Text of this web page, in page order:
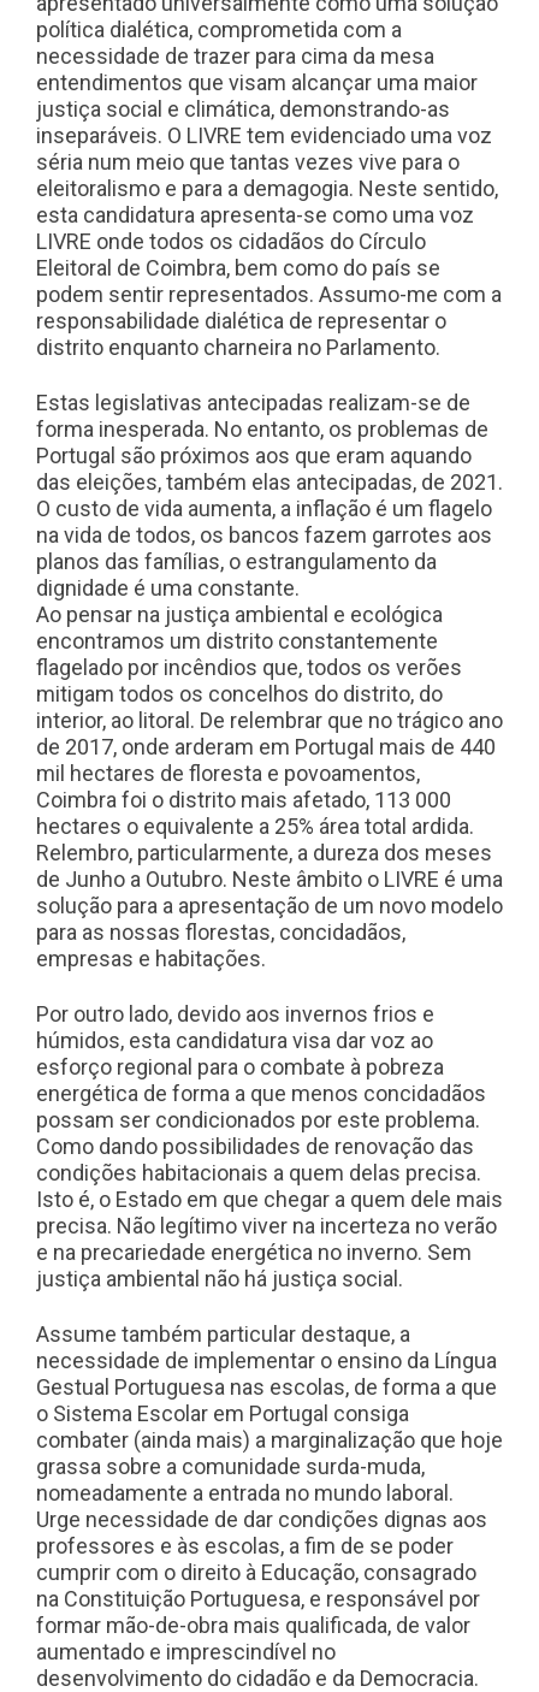
política dialética, comprometida com a
necessidade de trazer para cima da mesa
entendimentos que visam alcançar uma maior
justiça social e climática, demonstrando-as
inseparáveis. O LIVRE tem evidenciado uma voz
séria num meio que tantas vezes vive para o
eleitoralismo e para a demagogia. Neste sentido,
esta candidatura apresenta-se como uma voz
LIVRE onde todos os cidadãos do Círculo
Eleitoral de Coimbra, bem como do país se
podem sentir representados. Assumo-me com a
responsabilidade dialética de representar o
distrito enquanto charneira no Parlamento.
Estas legislativas antecipadas realizam-se de
forma inesperada. No entanto, os problemas de
Portugal são próximos aos que eram aquando
das eleições, também elas antecipadas, de 2021.
O custo de vida aumenta, a inflação é um flagelo
na vida de todos, os bancos fazem garrotes aos
planos das famílias, o estrangulamento da
dignidade é uma constante.
Ao pensar na justiça ambiental e ecológica
encontramos um distrito constantemente
flagelado por incêndios que, todos os verões
mitigam todos os concelhos do distrito, do
interior, ao litoral. De relembrar que no trágico ano
de 2017, onde arderam em Portugal mais de 440
mil hectares de floresta e povoamentos,
Coimbra foi o distrito mais afetado, 113 000
hectares o equivalente a 25% área total ardida.
Relembro, particularmente, a dureza dos meses
de Junho a Outubro. Neste âmbito o LIVRE é uma
solução para a apresentação de um novo modelo
para as nossas florestas, concidadãos,
empresas e habitações.
Por outro lado, devido aos invernos frios e
húmidos, esta candidatura visa dar voz ao
esforço regional para o combate à pobreza
energética de forma a que menos concidadãos
possam ser condicionados por este problema.
Como dando possibilidades de renovação das
condições habitacionais a quem delas precisa.
Isto é, o Estado em que chegar a quem dele mais
precisa. Não legítimo viver na incerteza no verão
e na precariedade energética no inverno. Sem
justiça ambiental não há justiça social.
Assume também particular destaque, a
necessidade de implementar o ensino da Língua
Gestual Portuguesa nas escolas, de forma a que
o Sistema Escolar em Portugal consiga
combater (ainda mais) a marginalização que hoje
grassa sobre a comunidade surda-muda,
nomeadamente a entrada no mundo laboral.
Urge necessidade de dar condições dignas aos
professores e às escolas, a fim de se poder
cumprir com o direito à Educação, consagrado
na Constituição Portuguesa, e responsável por
formar mão-de-obra mais qualificada, de valor
aumentado e imprescindível no
desenvolvimento do cidadão e da Democracia.